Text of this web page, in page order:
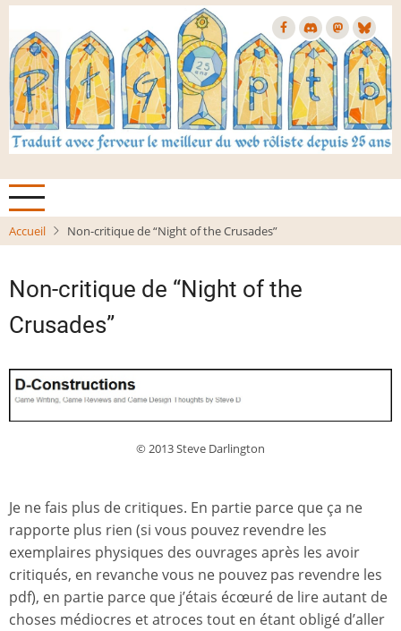
Aller
contenu
principal
Accueil Non-critique de “Night of the Crusades”
Non-critique de “Night of the
Crusades”
© 2013 Steve Darlington
Je ne fais plus de critiques. En partie parce que ça ne
rapporte plus rien (si vous pouvez revendre les
exemplaires physiques des ouvrages après les avoir
critiqués, en revanche vous ne pouvez pas revendre les
pdf), en partie parce que j’étais écœuré de lire autant de
choses médiocres et atroces tout en étant obligé d’aller